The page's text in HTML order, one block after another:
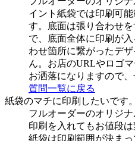
イント紙袋では印刷可
す。底面は張り合わせ
で、底面全体に印刷が
わせ箇所に繋がったデ
ん。お店のURLやロゴ
お洒落になりますので
質問一覧に戻る
紙袋のマチに印刷したいです
フルオーダーのオリジ
印刷を入れてもお値段
紙袋は印刷範囲が決ま